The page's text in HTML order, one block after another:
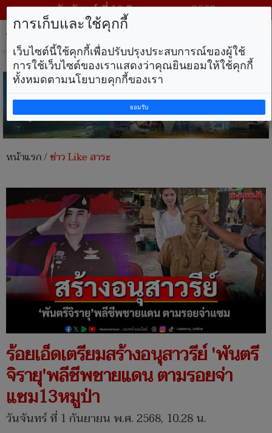
วันจันทร์ ที่ 10 สิงหาคม พ.ศ. 2569
หน้าแรก/ข่าว Like สาระ
ร้อยเอ็ดเตรียมสร้างอนุสาวรีย์ 'พันตรี
จิรายุ'พลีชีพชายแดน ตามรอยจ่า
แซม13หมูป่า
วันจันทร์ ที่ 1 กันยายน พ.ศ. 2568, 10.28 น.
การเก็บและใช้คุกกี้
เว็บไซต์นี้ใช้คุกกี้เพื่อปรับปรุงประสบการณ์ของผู้ใช้
การใช้เว็บไซต์ของเราแสดงว่าคุณยินยอมให้ใช้คุกกี้
ทั้งหมดตามนโยบายคุกกี้ของเรา
ยอมรับ